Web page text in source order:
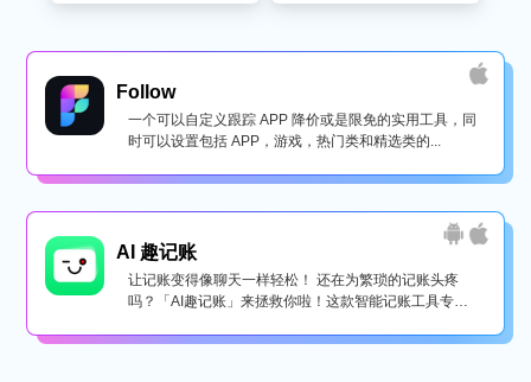
Follow
一个可以自定义跟踪 APP 降价或是限免的实用工具，同
时可以设置包括 APP，游戏，热门类和精选类的...
AI 趣记账
让记账变得像聊天一样轻松！ 还在为繁琐的记账头疼
吗？「AI趣记账」来拯救你啦！这款智能记账工具专为